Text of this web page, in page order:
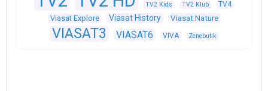
TV2 Kids TV2 Klub TV4
Viasat Explore Viasat History Viasat Nature
VIASAT3 VIASAT6 VIVA Zenebutik